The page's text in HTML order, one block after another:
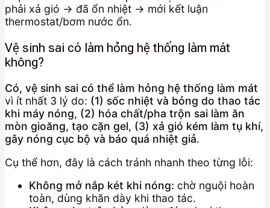
phải xả gió → đã ổn nhiệt → mới kết luận
thermostat/bơm nước ổn.
Vệ sinh sai có làm hỏng hệ thống làm mát
không?
Có, vệ sinh sai có thể làm hỏng hệ thống làm mát
vì ít nhất 3 lý do: (1) sốc nhiệt và bỏng do thao tác
khi máy nóng, (2) hóa chất/pha trộn sai làm ăn
mòn gioăng, tạo cặn gel, (3) xả gió kém làm tụ khí,
gây nóng cục bộ và báo quá nhiệt giả.
Cụ thể hơn, đây là cách tránh nhanh theo từng lỗi:
Không mở nắp két khi nóng: chờ nguội hoàn
toàn, dùng khăn dày khi thao tác.